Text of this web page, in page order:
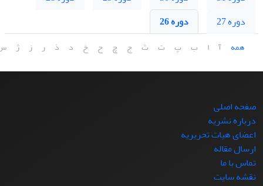
دوره 27
دوره 26
همه آ ا ب پ ت ث ج چ ح خ د ذ ر ز ژ
صفحه اصلی
درباره نشریه
اعضای هیات تحریریه
ارسال مقاله
تماس با ما
نقشه سایت